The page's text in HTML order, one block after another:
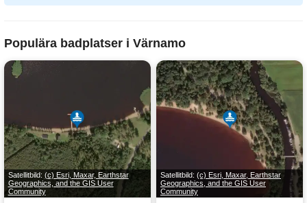
Populära badplatser i Värnamo
Satellitbild: (c) Esri, Maxar, Earthstar
Geographics, and the GIS User
Community
Satellitbild: (c) Esri, Maxar, Earthstar
Geographics, and the GIS User
Community